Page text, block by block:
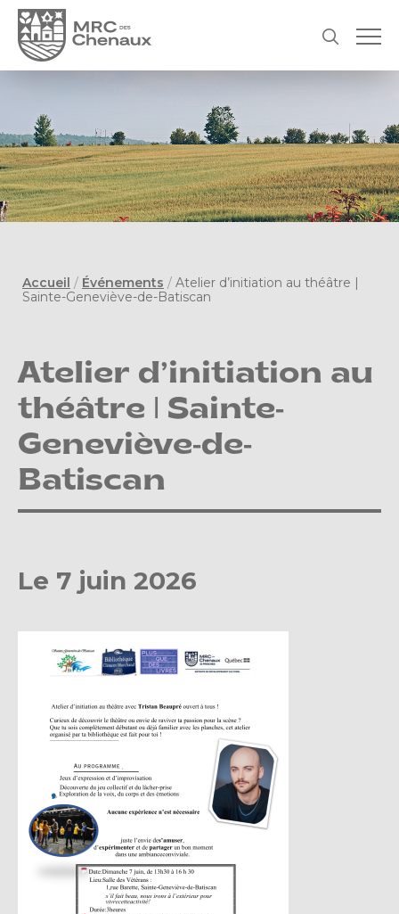
Accueil / Événements / Atelier d’initiation au théâtre |
Sainte-Geneviève-de-Batiscan
Atelier d’initiation au
théâtre | Sainte-
Geneviève-de-
Batiscan
Le 7 juin 2026